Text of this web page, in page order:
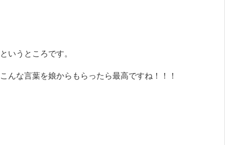
というところです。
こんな言葉を娘からもらったら最高ですね！！！